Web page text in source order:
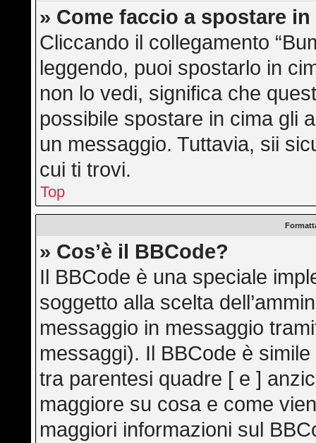
» Come faccio a spostare
Cliccando il collegamento
leggendo, puoi spostarlo in
non lo vedi, significa che
possibile spostare in cima gli
un messaggio. Tuttavia, sii
cui ti trovi.
Top
» Cos’è il BBCode?
Il BBCode è una speciale
soggetto alla scelta
messaggio in messaggio
messaggi). Il BBCode è
tra parentesi quadre [ e ]
maggiore su cosa e come
maggiori informazioni sul